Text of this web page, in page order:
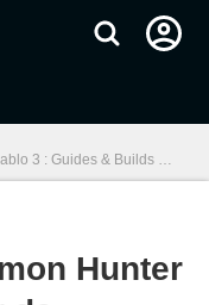
3 : Guides & Builds de classe Patch 2.7.4 & Saison 27
Hunter